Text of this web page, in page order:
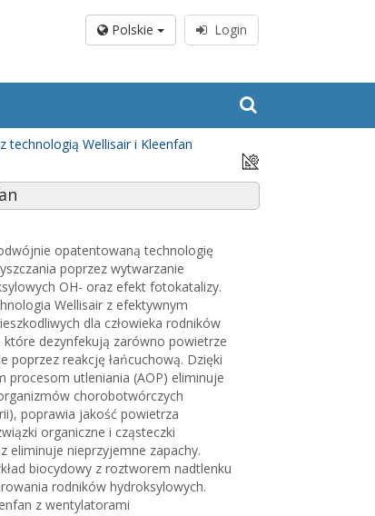
Polskie Login
technologią Wellisair i Kleenfan
opatentowaną technologię
poprzez wytwarzanie
OH- oraz efekt fotokatalizy.
Wellisair z efektywnym
dla człowieka rodników
które dezynfekują zarówno powietrze
poprzez reakcję łańcuchową. Dzięki
procesom utleniania (AOP) eliminuje
chorobotwórczych
poprawia jakość powietrza
organiczne i cząsteczki
eliminuje nieprzyjemne zapachy.
biocydowy z roztworem nadtlenku
rodników hydroksylowych.
z wentylatorami